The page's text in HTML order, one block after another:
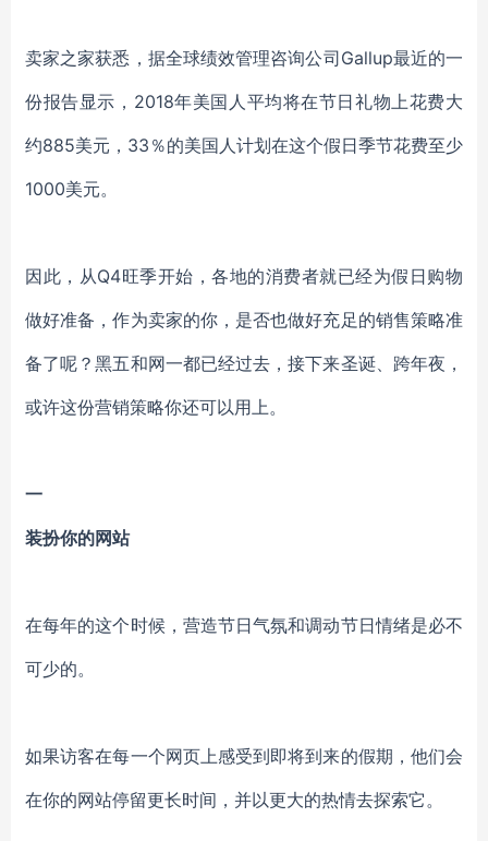
卖家之家获悉，据全球绩效管理咨询公司Gallup最近的一
份报告显示，2018年美国人平均将在节日礼物上花费大
约885美元，33％的美国人计划在这个假日季节花费至少
1000美元。
因此，从Q4旺季开始，各地的消费者就已经为假日购物
做好准备，作为卖家的你，是否也做好充足的销售策略准
备了呢？黑五和网一都已经过去，接下来圣诞、跨年夜，
或许这份营销策略你还可以用上。
一
装扮你的网站
在每年的这个时候，营造节日气氛和调动节日情绪是必不
可少的。
如果访客在每一个网页上感受到即将到来的假期，他们会
在你的网站停留更长时间，并以更大的热情去探索它。